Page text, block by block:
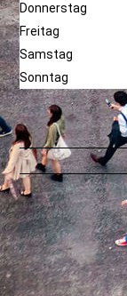
Donnerstag
Freitag
Samstag
Sonntag